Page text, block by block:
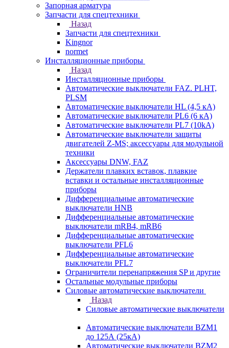
Запорная арматура
Запчасти для спецтехники
Назад
Запчасти для спецтехники
Kingnor
normet
Инсталляционные приборы
Назад
Инсталляционные приборы
Автоматические выключатели FAZ. PLHT,
PLSM
Автоматические выключатели HL (4,5 кА)
Автоматические выключатели PL6 (6 кА)
Автоматические выключатели PL7 (10kA)
Автоматические выключатели защиты
двигателей Z-MS; аксессуары для модульной
техники
Аксессуары DNW, FAZ
Держатели плавких вставок, плавкие
вставки и остальные инсталляционные
приборы
Дифференциальные автоматические
выключатели HNB
Дифференциальные автоматические
выключатели mRB4, mRB6
Дифференциальные автоматические
выключатели PFL6
Дифференциальные автоматические
выключатели PFL7
Ограничители перенапряжения SP и другие
Остальные модульные приборы
Силовые автоматические выключатели
Назад
Силовые автоматические выключатели
Автоматические выключатели BZM1
до 125А (25кА)
Автоматические выключатели BZM2